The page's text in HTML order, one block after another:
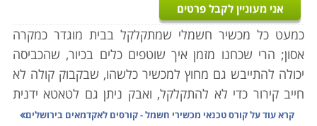
אני מעוניין לקבל פרטים
כמעט כל מכשיר חשמלי שמתקלקל בבית מוגדר כמקרה
אסון; הרי שכחנו מזמן איך שוטפים כלים בכיור, שהכביסה
יכולה להתייבש גם מחוץ למכשיר כלשהו, שבקבוק קולה לא
חייב קירור כדי לא להתקלקל, ואבק ניתן גם לטאטא ידנית
מהבית.
קרא עוד עלקורס טכנאי מכשירי חשמל - קורסים לאקדמאים בירושלים